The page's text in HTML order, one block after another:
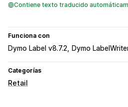
Contiene texto traducido
Funciona con
Dymo Label v8.7.2 Dymo
Categorías
Retail